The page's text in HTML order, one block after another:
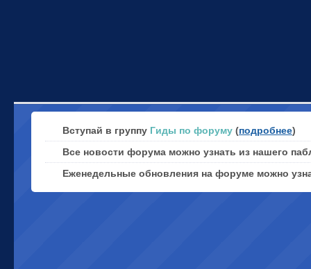
Вступай в группу Гиды по форуму (подробнее)
Все новости форума можно узнать из нашего
Еженедельные обновления на форуме можно